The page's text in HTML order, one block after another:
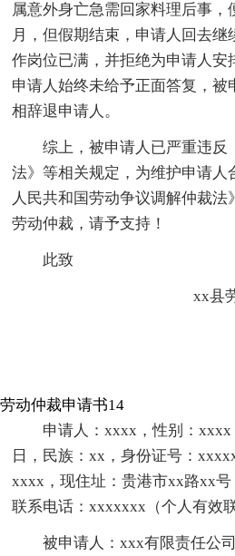
属意外身亡急需回家料理后事，
月，但假期结束，申请人回去继
作岗位已满，并拒绝为申请人安
申请人始终未给予正面答复，被
相辞退申请人。
综上，被申请人已严重违反
法》等相关规定，为维护申请人
人民共和国劳动争议调解仲裁法
劳动仲裁，请予支持！
此致
xx县劳
劳动仲裁申请书14
申请人：xxxx，性别：
日，民族：xx，身份证号：
xxxx，现住址：贵港市xx路xx号
联系电话：xxxxxxx（个人有效
被申请人：xxx有限责任公